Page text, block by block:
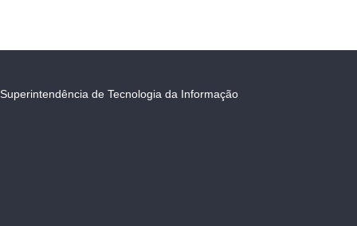
Superintendência de Tecnologia da Informação